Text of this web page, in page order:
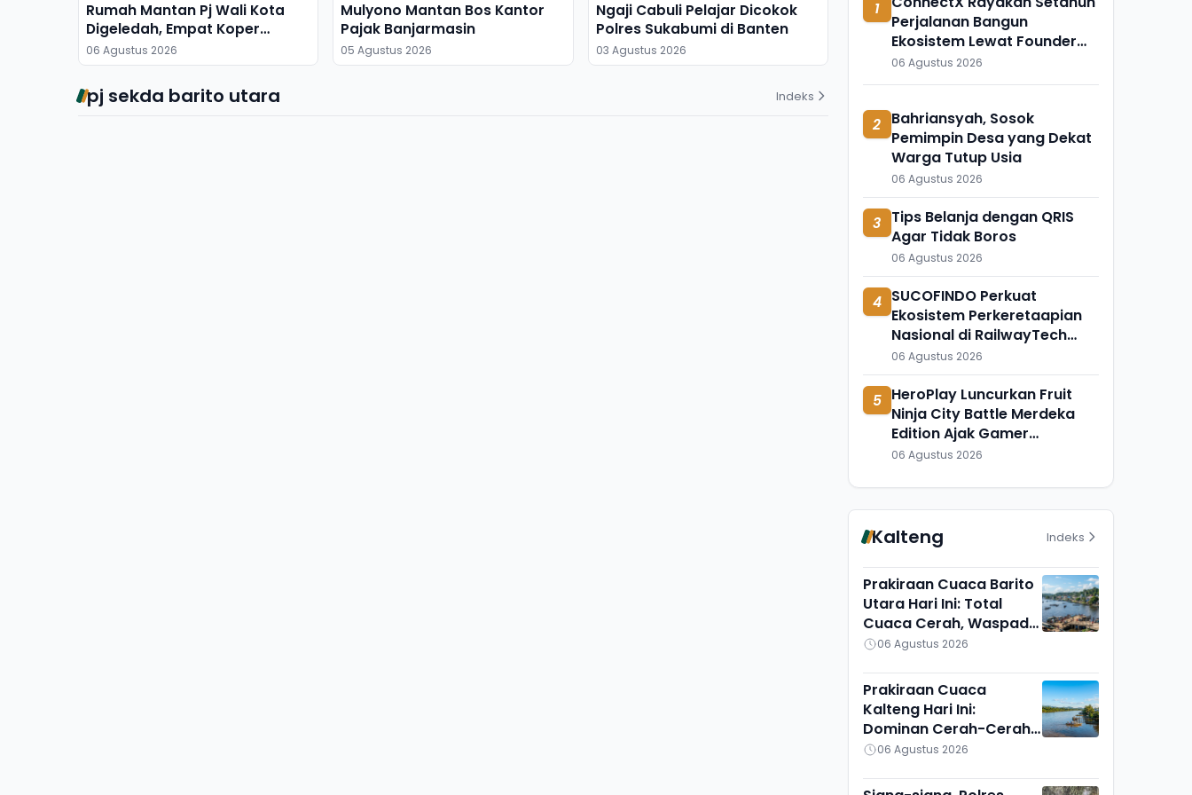
Rumah Mantan Pj Wali Kota
Digeledah, Empat Koper
Dibawa
06 Agustus 2026
Mulyono Mantan Bos Kantor
Pajak Banjarmasin
05 Agustus 2026
Ngaji Cabuli Pelajar Dicokok
Polres Sukabumi di Banten
03 Agustus 2026
Meninggal Mendadak, Ada
31 Juli 2026
pj sekda barito utara Indeks
1
Perjalanan Bangun
Ekosistem Lewat Founder
dan Builder Summit 2026
06 Agustus 2026
2 Bahriansyah, Sosok
Pemimpin Desa yang Dekat
Warga Tutup Usia
06 Agustus 2026
3 Tips Belanja dengan QRIS
Agar Tidak Boros
06 Agustus 2026
4 SUCOFINDO Perkuat
Ekosistem Perkeretaapian
Nasional di RailwayTech
Indonesia 2026
06 Agustus 2026
5 HeroPlay Luncurkan Fruit
Ninja City Battle Merdeka
Edition Ajak Gamer
Indonesia Bermain
06 Agustus 2026
Kalteng Indeks
Prakiraan Cuaca Barito
Utara Hari Ini: Total
Cuaca Cerah, Waspadai
Munculnya Titik Api
06 Agustus 2026
Prakiraan Cuaca
Kalteng Hari Ini:
Dominan Cerah-Cerah
Berawan, Gunung Mas
06 Agustus 2026